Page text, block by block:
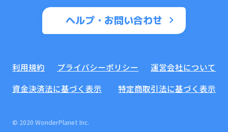
ヘルプ・お問い合わせ
利用規約 プライバシーポリシー
運営会社について
資金決済法に基づく表示
特定商取引法に基づく表示
© 2020 WonderPlanet Inc.